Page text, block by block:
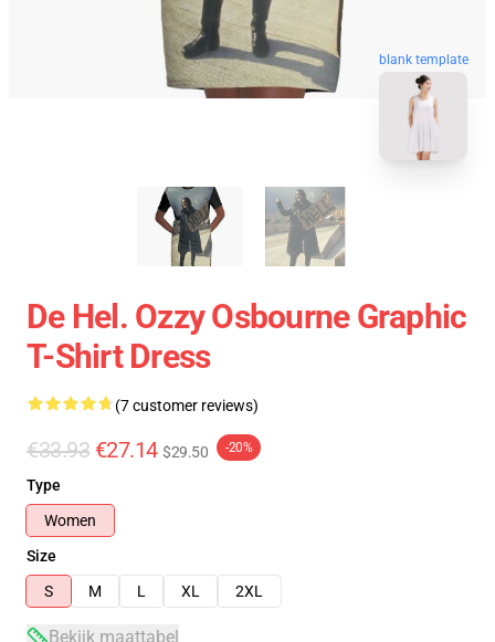
blank template
De Hel. Ozzy Osbourne Graphic
T-Shirt Dress
(7 customer reviews)
€33.93 €27.14 $29.50 -20%
Type
Women
Size
S
M L XL 2XL
Bekijk maattabel